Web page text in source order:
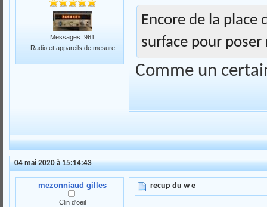
Messages: 961
Radio et appareils de mesure
Encore de la place
surface pour
Comme un
04 mai 2020 à 15:14:43
mezonniaud gilles
Clin d'oeil
recup du w e